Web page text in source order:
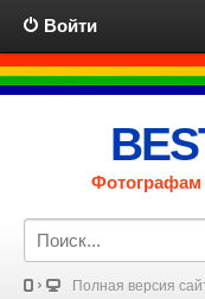
Войти
Полная версия